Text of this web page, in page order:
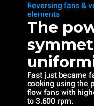
Reversing fans &
elements
The
Fast just became
cooking using the
flow fans with
to 3.600 rpm.